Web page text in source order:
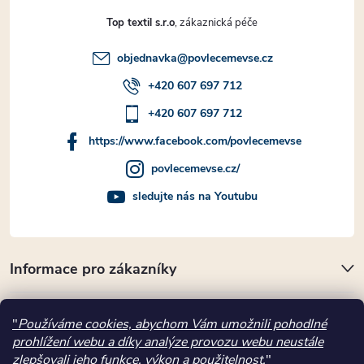
"Používáme cookies, abychom Vám umožnili pohodlné
prohlížení webu a díky analýze provozu webu neustále
zlepšovali jeho funkce, výkon a použitelnost."
Informace pro zákazníky
Přijímáme online platby
Kde nás najdete
Top textil s.r.o
objednavka@povlecemevse.cz
+420 607 697 712
+420 607 697 712
https://www.facebook.com/povlecemevse
povlecemevse.cz/
sledujte nás na Youtubu